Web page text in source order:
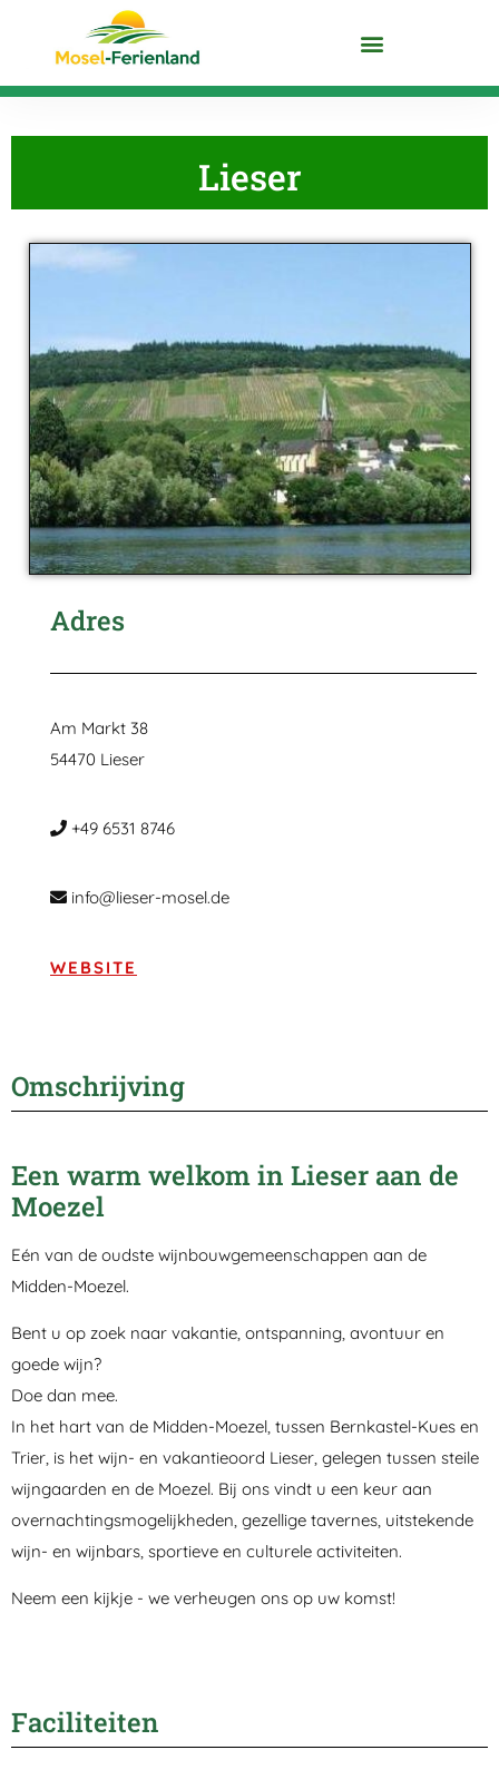
Lieser
Adres
Am Markt 38
54470 Lieser
+49 6531 8746
info@lieser-mosel.de
WEBSITE
Omschrijving
Een warm welkom in Lieser aan de
Moezel
Eén van de oudste wijnbouwgemeenschappen aan de
Midden-Moezel.
Bent u op zoek naar vakantie, ontspanning, avontuur en
goede wijn?
Doe dan mee.
In het hart van de Midden-Moezel, tussen Bernkastel-Kues en
Trier, is het wijn- en vakantieoord Lieser, gelegen tussen steile
wijngaarden en de Moezel. Bij ons vindt u een keur aan
overnachtingsmogelijkheden, gezellige tavernes, uitstekende
wijn- en wijnbars, sportieve en culturele activiteiten.
Neem een ​​kijkje - we verheugen ons op uw komst!
Faciliteiten